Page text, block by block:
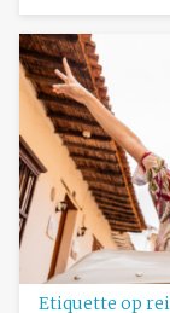
Etiquette op